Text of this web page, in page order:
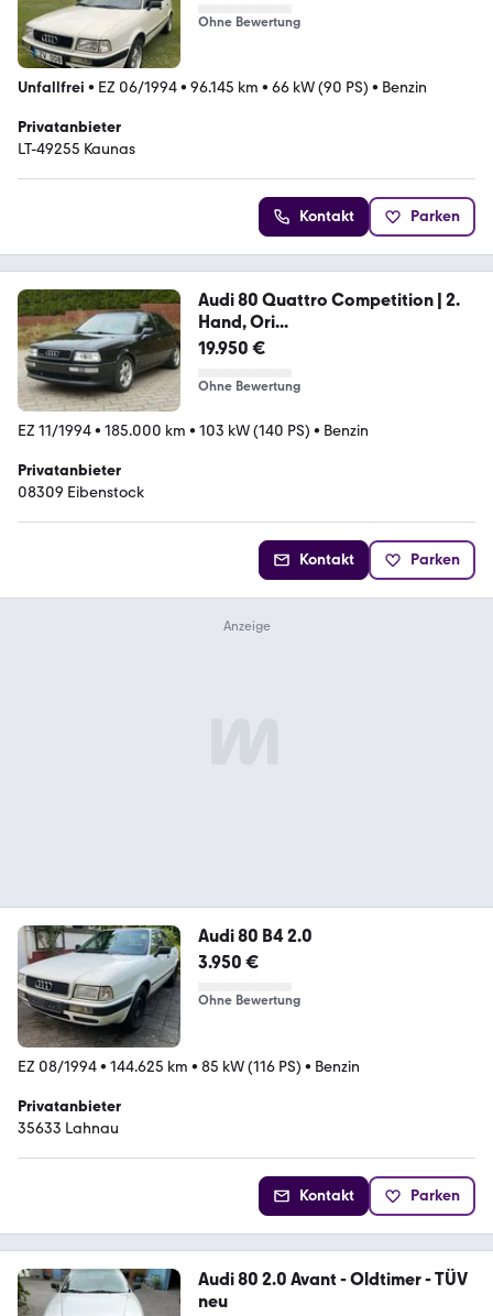
Ohne Bewertung
Unfallfrei • EZ 06/1994• 96.145 km • 66 kW (90 PS) • Benzin
Privatanbieter
LT-49255 Kaunas
Kontakt Parken
Audi 80 Quattro Competition | 2.
Hand, Ori...
19.950 €
Ohne Bewertung
EZ 11/1994• 185.000 km • 103 kW (140 PS) • Benzin
Privatanbieter
08309 Eibenstock
Kontakt Parken
Audi 80 B4 2.0
3.950 €
Ohne Bewertung
EZ 08/1994• 144.625 km • 85 kW (116 PS) • Benzin
Privatanbieter
35633 Lahnau
Kontakt Parken
Audi 80 2.0 Avant - Oldtimer - TÜV
neu